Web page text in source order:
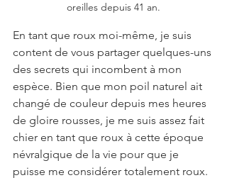
oreilles depuis 41 an.
En tant que roux moi-même, je suis
content de vous partager quelques-uns
des secrets qui incombent à mon
espèce. Bien que mon poil naturel ait
changé de couleur depuis mes heures
de gloire rousses, je me suis assez fait
chier en tant que roux à cette époque
névralgique de la vie pour que je
puisse me considérer totalement roux.